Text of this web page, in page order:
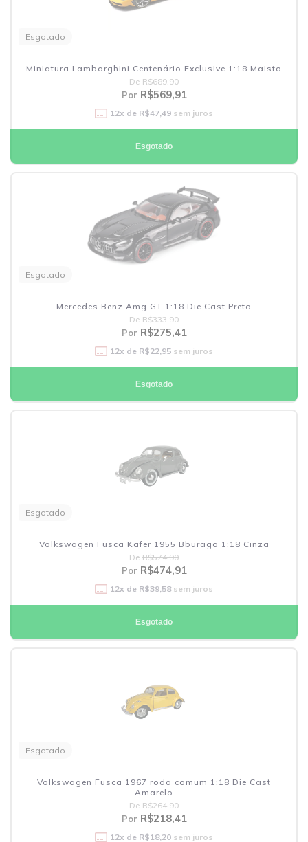
Esgotado
Miniatura Lamborghini Centenário Exclusive 1:18 Maisto
De R$689,90
Por R$569,91
12x de R$47,49 sem juros
Esgotado
Esgotado
Mercedes Benz Amg GT 1:18 Die Cast Preto
De R$333,90
Por R$275,41
12x de R$22,95 sem juros
Esgotado
Esgotado
Volkswagen Fusca Kafer 1955 Bburago 1:18 Cinza
De R$574,90
Por R$474,91
12x de R$39,58sem juros
Esgotado
Esgotado
Volkswagen Fusca 1967 roda comum 1:18 Die Cast
Amarelo
De R$264,90
Por R$218,41
12x de R$18,20 sem juros